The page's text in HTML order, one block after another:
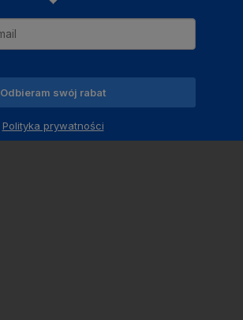
Odbieram swój rabat
Polityka prywatności